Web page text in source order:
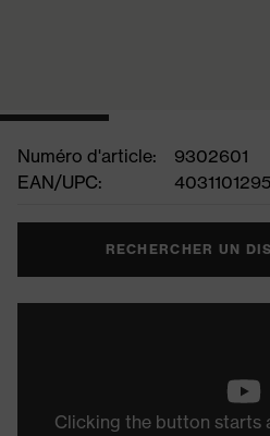
Numéro d'article:
9302601
EAN/UPC:
RECHERCHER UN
Clicking the button starts